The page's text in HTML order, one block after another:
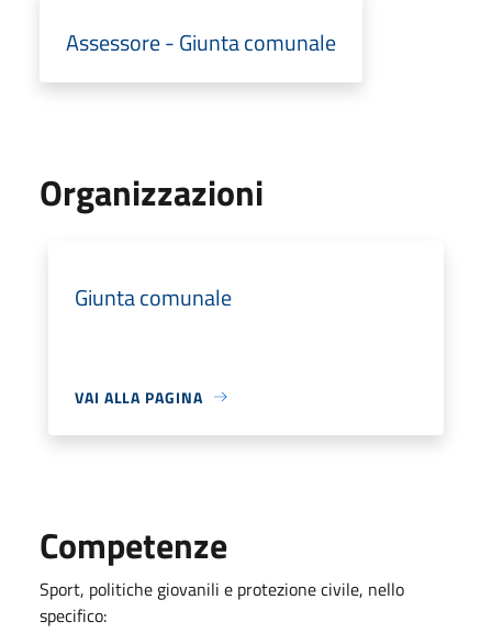
Assessore - Giunta comunale
Organizzazioni
Giunta comunale
VAI ALLA PAGINA
Competenze
Sport, politiche giovanili e protezione civile, nello
specifico: